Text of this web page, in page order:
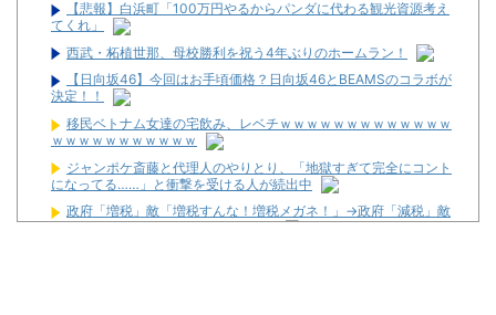
【悲報】白浜町「100万円やるからパンダに代わる観光資源考え
てくれ」
西武・柘植世那、母校勝利を祝う4年ぶりのホームラン！
【日向坂46】今回はお手頃価格？日向坂46とBEAMSのコラボが
決定！！
移民ベトナム女達の宅飲み、レベチｗｗｗｗｗｗｗｗｗｗｗｗｗ
ｗｗｗｗｗｗｗｗｗｗｗ
ジャンポケ斎藤と代理人のやりとり、「地獄すぎて完全にコント
になってる……」と衝撃を受ける人が続出中
政府「増税」敵「増税すんな！増税メガネ！」→政府「減税」敵
「減税すんな！社会保障どうなる！」